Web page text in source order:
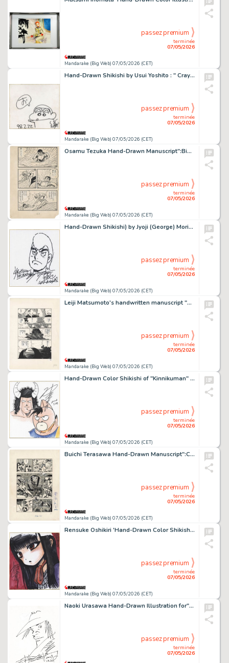
Mandarake (Big Web) 07/05/2026 (CET)
terminée
07/05/2026
passez premium
Hand-Drawn Shikishi by Usui Yoshito : " Crayon Shin-chan"
Mandarake (Big Web) 07/05/2026 (CET)
terminée
07/05/2026
passez premium
Osamu Tezuka Hand-Drawn Manuscript":Big X":
Mandarake (Big Web) 07/05/2026 (CET)
terminée
07/05/2026
passez premium
Hand-Drawn Shikishi) by Jyoji (George) Morikawa for " Hajime no Ippo Ippo"
Mandarake (Big Web) 07/05/2026 (CET)
terminée
07/05/2026
passez premium
Leiji Matsumoto's handwritten manuscript "Super Dimension Battleship Mahoroba"
Mandarake (Big Web) 07/05/2026 (CET)
terminée
07/05/2026
passez premium
Hand-Drawn Color Shikishi of "Kinnikuman" by Yudetamago
Mandarake (Big Web) 07/05/2026 (CET)
terminée
07/05/2026
passez premium
Buichi Terasawa Hand-Drawn Manuscript":Cobra":
Mandarake (Big Web) 07/05/2026 (CET)
terminée
07/05/2026
passez premium
Rensuke Oshikiri 'Hand-Drawn Color Shikishi featuring Akira Ono from "High Score Girl"
Mandarake (Big Web) 07/05/2026 (CET)
terminée
07/05/2026
passez premium
Naoki Urasawa Hand-Drawn Illustration for"20th Century Boys"
terminée
07/05/2026
passez premium